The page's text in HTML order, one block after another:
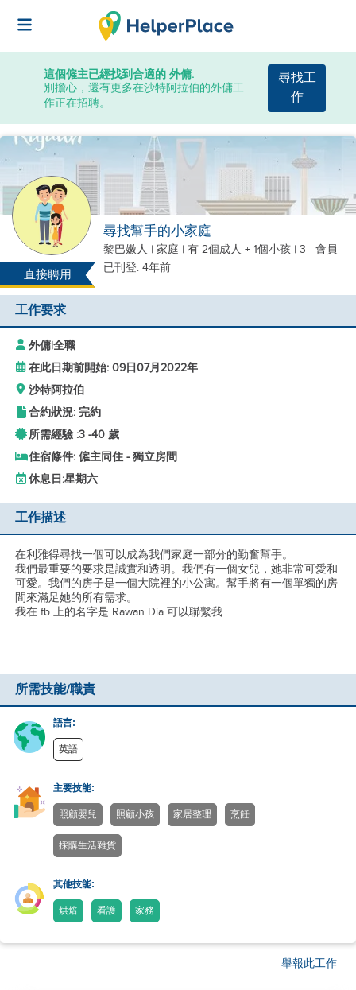
這個僱主已經找到合適的 外傭.
別擔心，還有更多在沙特阿拉伯的外傭工
作正在招聘。
尋找工
作
直接聘用
尋找幫手的小家庭
黎巴嫩人 | 家庭 | 有 2個成人 + 1個小孩 | 3 - 會員
已刊登: 4年前
工作要求
外傭|全職
在此日期前開始: 09日07月2022年
沙特阿拉伯
合約狀況: 完約
所需經驗 :3 -40 歲
住宿條件: 僱主同住 - 獨立房間
休息日:星期六
工作描述
在利雅得尋找一個可以成為我們家庭一部分的勤奮幫手。
我們最重要的要求是誠實和透明。我們有一個女兒，她非常可愛和
可愛。我們的房子是一個大院裡的小公寓。幫手將有一個單獨的房
間來滿足她的所有需求。
我在 fb 上的名字是 Rawan Dia 可以聯繫我
所需技能/職責
語言:
英語
主要技能:
照顧嬰兒 照顧小孩 家居整理 烹飪
採購生活雜貨
其他技能:
烘焙 看護 家務
舉報此工作